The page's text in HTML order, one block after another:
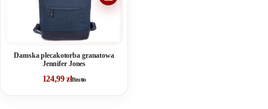
Damska plecakotorba granatowa
Jennifer Jones
124,99 złBrutto